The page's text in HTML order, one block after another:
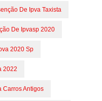
De Ipva Taxista
De Ipvasp 2020
2020 Sp
2022
Carros Antigos